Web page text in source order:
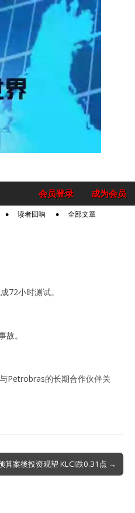
成为会员
会员登录
读者回响 全部文章
72小时测试。
。
Petrobras的长期合作伙伴关
算案後投资观望 KLCI跌0.31点 →